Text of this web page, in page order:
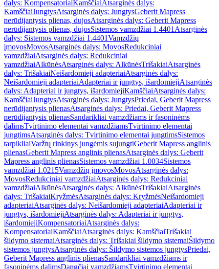
dalys: KompensatoriaiKamščiaiAtsarginės dalys:
KamščiaiJungtysAtsarginės dalys: JungtysGeberit Mapress
nerūdijantysis plienas, dujosAtsarginės dalys: Geberit Mapress
nerūdijantysis plienas, dujosSistemos vamzdžiai 1.4401 Atsarginės
dalys: Sistemos vamzdžiai 1.4401Vamzdžių
įmovosMovosAtsarginės dalys: MovosRedukciniai
vamzdžiaiAtsarginės dalys: Redukciniai
vamzdžiaiAlkūnėsAtsarginės dalys: AlkūnėsTrišakiaiAtsarginės
dalys: TrišakiaiNeišardomieji adapteriaiAtsarginės dalys:
Neišardomieji adapteriaiAdapteriai ir jungtys, išardomiejiAtsarginės
dalys: Adapteriai ir jungtys, išardomiejiKamščiaiAtsarginės dalys:
KamščiaiJungtysAtsarginės dalys: JungtysPriedai, Geberit Mapress
nerūdijantysis plienasAtsarginės dalys: Priedai, Geberit Mapress
nerūdijantysis plienasSandarikliai vamzdžiams ir fasoninėms
dalimsTvirtinimo elementai vamzdžiamsTvirtinimo elementai
jungtimsAtsarginės dalys: Tvirtinimo elementai jungtimsSistemos
tarpikliaiVaržtų rinkinys jungėmis sujungtiGeberit Mapress anglinis
plienasGeberit Mapress anglinis plienasAtsarginės dalys: Geberit
Mapress anglinis plienasSistemos vamzdžiai 1.0034Sistemos
vamzdžiai 1.0215Vamzdžių įmovosMovosAtsarginės dalys:
MovosRedukciniai vamzdžiaiAtsarginės dalys: Redukciniai
vamzdžiaiAlkūnėsAtsarginės dalys: AlkūnėsTrišakiaiAtsarginės
dalys: TrišakiaiKryžmėsAtsarginės dalys: KryžmėsNeišardomieji
adapteriaiAtsarginės dalys: Neišardomieji adapteriaiAdapteriai ir
jungtys, išardomiejiAtsarginės dalys: Adapteriai ir jungtys,
išardomiejiKompensatoriaiAtsarginės dalys:
KompensatoriaiKamščiaiAtsarginės dalys: KamščiaiTrišakiai
šildymo sistemaiAtsarginės dalys: Trišakiai šildymo sistemaiŠildymo
sistemos jungtysAtsarginės dalys: Šildymo sistemos jungtysPriedai,
Geberit Mapress anglinis plienasSandarikliai vamzdžiams ir
fasoninėms dalimsDangčiai vamzdžiamsTvirtinimo elementai